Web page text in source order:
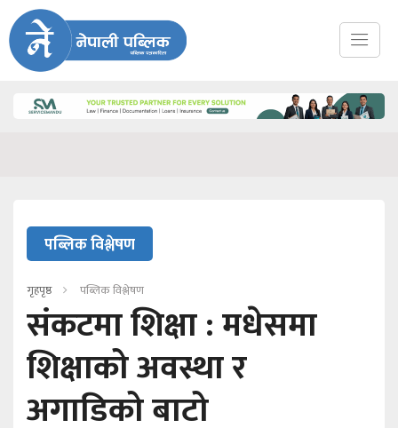
पब्लिक विश्लेषण
गृहपृष्ठ पब्लिक विश्लेषण
संकटमा शिक्षा : मधेसमा
शिक्षाको अवस्था र
अगाडिको बाटो